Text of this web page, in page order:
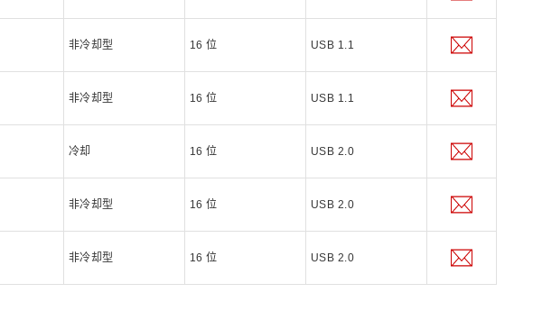
非冷却型 16 位 USB 1.1
非冷却型 16 位 USB 1.1
冷却 16 位 USB 2.0
非冷却型 16 位 USB 2.0
非冷却型 16 位 USB 2.0